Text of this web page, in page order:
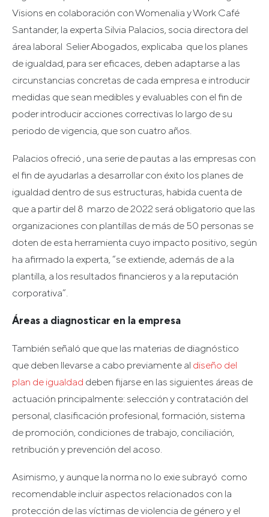
Visions en colaboración con Womenalia y Work Café
Santander, la experta Silvia Palacios, socia directora del
área laboral Selier Abogados, explicaba que los planes
de igualdad, para ser eficaces, deben adaptarse a las
circunstancias concretas de cada empresa e introducir
medidas que sean medibles y evaluables con el fin de
poder introducir acciones correctivas lo largo de su
periodo de vigencia, que son cuatro años.
Palacios ofreció , una serie de pautas a las empresas con
el fin de ayudarlas a desarrollar con éxito los planes de
igualdad dentro de sus estructuras, habida cuenta de
que a partir del 8 marzo de 2022 será obligatorio que las
organizaciones con plantillas de más de 50 personas se
doten de esta herramienta cuyo impacto positivo, según
ha afirmado la experta, “se extiende, además de a la
plantilla, a los resultados financieros y a la reputación
corporativa”.
Áreas a diagnosticar en la empresa
También señaló que que las materias de diagnóstico
que deben llevarse a cabo previamente al diseño del
plan de igualdad deben fijarse en las siguientes áreas de
actuación principalmente: selección y contratación del
personal, clasificación profesional, formación, sistema
de promoción, condiciones de trabajo, conciliación,
retribución y prevención del acoso.
Asimismo, y aunque la norma no lo exie subrayó como
recomendable incluir aspectos relacionados con la
protección de las víctimas de violencia de género y el